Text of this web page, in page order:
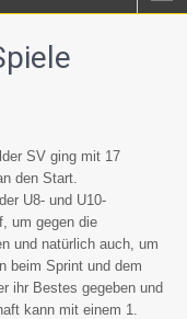
SV ging mit 17
den Start.
U8- und U10-
um gegen die
und natürlich auch, um
beim Sprint und dem
ihr Bestes gegeben und
kann mit einem 1.